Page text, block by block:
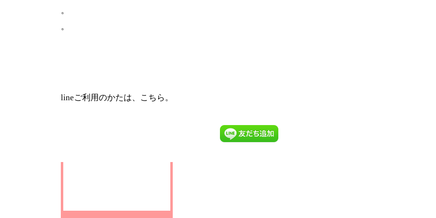
。
。
lineご利用のかたは、こちら。